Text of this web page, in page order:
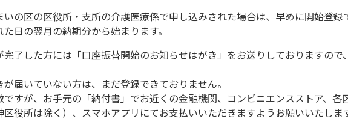
いの区の区役所・支所の介護医療係で申し込みされた場合は、早めに開始登録
た日の翌月の納期分から始まります。
完了した方には「口座振替開始のお知らせはがき」をお送りしておりますので
が届いていない方は、まだ登録できておりません。
ですが、お手元の「納付書」でお近くの金融機関、コンビニエンスストア、各
区役所は除く）、スマホアプリにてお支払いいただきますようお願いいたしま